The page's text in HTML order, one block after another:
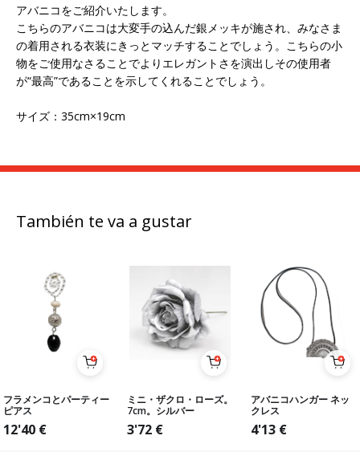
アバニコをご紹介いたします。
こちらのアバニコは大変手の込んだ銀メッキが施され、みなさま
の着用される衣装にきっとマッチすることでしょう。こちらの小
物をご使用なさることでよりエレガントさを演出しその使用者
が“最高”であることを示してくれることでしょう。
サイズ：35cm×19cm
También te va a gustar
フラメンコとパーティー
ピアス
12'40 €
ミニ・ザクロ・ローズ。
7cm。シルバー
3'72 €
アバニコハンガー ネッ
クレス
4'13 €